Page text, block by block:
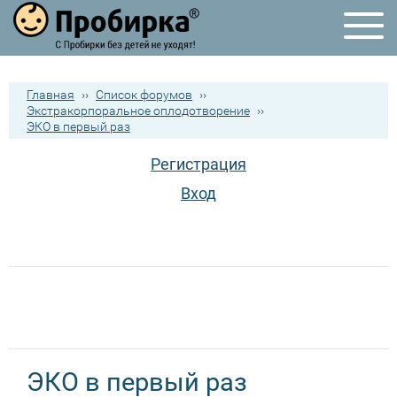
Главная ›› Список форумов
››
Экстракорпоральное оплодотворение ››
ЭКО в первый раз
Регистрация
Вход
ЭКО в первый раз